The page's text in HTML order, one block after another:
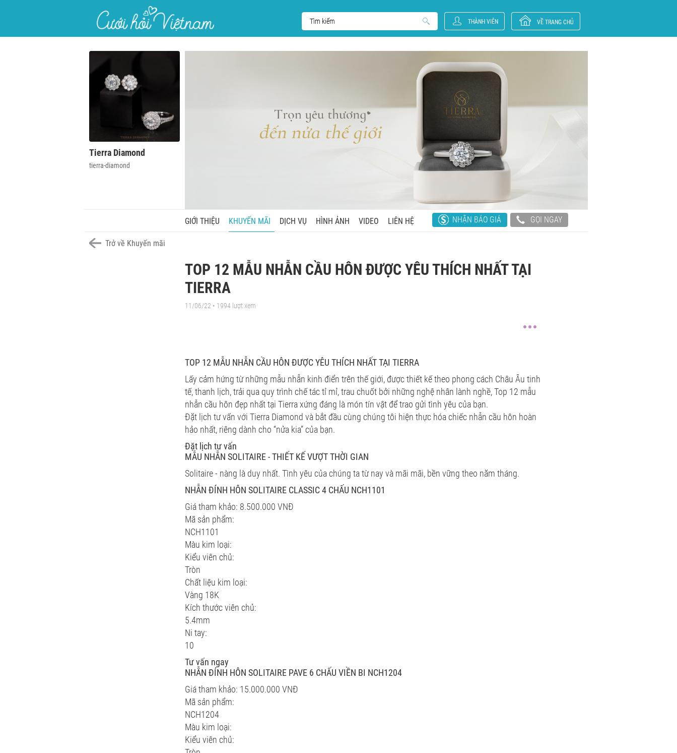
THÀNH VIÊN VỀ TRANG CHỦ
Tierra Diamond
tierra-diamond
GIỚI THIỆU KHUYẾN MÃI DỊCH VỤ HÌNH ẢNH VIDEO LIÊN HỆ NHẬN BÁO GIÁ GỌI NGAY
Trở về Khuyến mãi
TOP 12 MẪU NHẪN CẦU HÔN ĐƯỢC YÊU THÍCH NHẤT TẠI
TIERRA
11/06/22 • 1994 lượt xem
TOP 12 MẪU NHẪN CẦU HÔN ĐƯỢC YÊU THÍCH NHẤT TẠI TIERRA
Lấy cảm hứng từ những mẫu nhẫn kinh điển trên thế giới, được thiết kế theo phong cách Châu Âu tinh
tế, thanh lịch, trải qua quy trình chế tác tỉ mỉ, trau chuốt bởi những nghệ nhân lành nghề, Top 12 mẫu
nhẫn cầu hôn đẹp nhất tại Tierra xứng đáng là món tín vật để trao gửi tình yêu của bạn.
Đặt lịch tư vấn với Tierra Diamond và bắt đầu cùng chúng tôi hiện thực hóa chiếc nhẫn cầu hôn hoàn
hảo nhất, riêng dành cho “nửa kia” của bạn.
Đặt lịch tư vấn
MẪU NHẪN SOLITAIRE - THIẾT KẾ VƯỢT THỜI GIAN
Solitaire - nàng là duy nhất. Tình yêu của chúng ta từ nay và mãi mãi, bền vững theo năm tháng.
NHẪN ĐÍNH HÔN SOLITAIRE CLASSIC 4 CHẤU NCH1101
Giá tham khảo: 8.500.000 VNĐ
Mã sản phẩm:
NCH1101
Màu kim loại:
Kiểu viên chủ:
Tròn
Chất liệu kim loại:
Vàng 18K
Kích thước viên chủ:
5.4mm
Ni tay:
10
Tư vấn ngay
NHẪN ĐÍNH HÔN SOLITAIRE PAVE 6 CHẤU VIỀN BI NCH1204
Giá tham khảo: 15.000.000 VNĐ
Mã sản phẩm:
NCH1204
Màu kim loại:
Kiểu viên chủ: